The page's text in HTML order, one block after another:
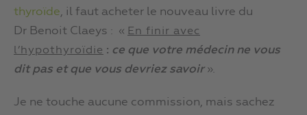
thyroïde, il faut acheter le nouveau livre du
Dr Benoit Claeys : « En finir avec
l’hypothyroïdie : ce que votre médecin ne vous
dit pas et que vous devriez savoir ».
Je ne touche aucune commission, mais sachez